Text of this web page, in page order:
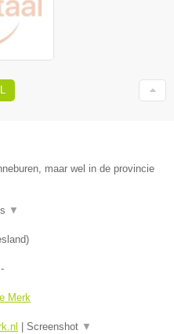
maar wel in de provincie
▼
)
-
Merk
Screenshot ▼